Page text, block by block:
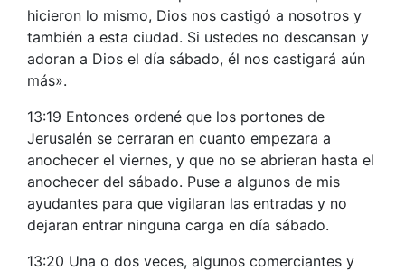
hicieron lo mismo, Dios nos castigó a nosotros y
también a esta ciudad. Si ustedes no descansan y
adoran a Dios el día sábado, él nos castigará aún
más».
13:19 Entonces ordené que los portones de
Jerusalén se cerraran en cuanto empezara a
anochecer el viernes, y que no se abrieran hasta el
anochecer del sábado. Puse a algunos de mis
ayudantes para que vigilaran las entradas y no
dejaran entrar ninguna carga en día sábado.
13:20 Una o dos veces, algunos comerciantes y